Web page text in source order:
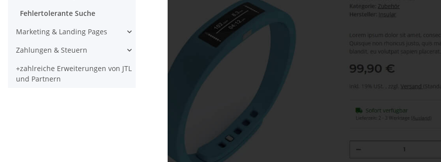
Fehlertolerante Suche
Marketing & Landing Pages
Zahlungen & Steuern
+zahlreiche Erweiterungen von JTL
und Partnern